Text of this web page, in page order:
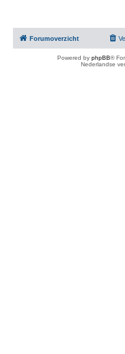
Forumoverzicht
Powered by phpBB®
Nederlandse